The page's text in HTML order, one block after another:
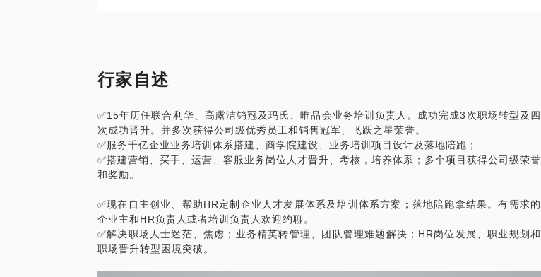
但你知道为啥会陷入这种误区吗？看透问题本质，又能给转型带来多大助力？答案很简
本话题适用于：专业领域深耕5年+、刚晋升/想晋升的中层管理的技术专家。
交流内容包含：
• 从 “专业思维” 到 “管理思维” 的3步切换法
• 团队目标拆解与高效协作落地技巧
• 用专业优势建立团队权威的沟通策略、形成自我管理风格
• 中层管理者 “向上对齐、向下赋能” 的平衡逻辑
行家自述
✅15年历任联合利华、高露洁销冠及玛氏、唯品会业务培训负责人。成功完成3次职场转型及四
次成功晋升。并多次获得公司级优秀员工和销售冠军、飞跃之星荣誉。
✅服务千亿企业业务培训体系搭建、商学院建设、业务培训项目设计及落地陪跑；
✅搭建营销、买手、运营、客服业务岗位人才晋升、考核，培养体系；多个项目获得公司级荣誉
和奖励。
✅现在自主创业、帮助HR定制企业人才发展体系及培训体系方案；落地陪跑拿结果。有需求的
企业主和HR负责人或者培训负责人欢迎约聊。
✅解决职场人士迷茫、焦虑；业务精英转管理、团队管理难题解决；HR岗位发展、职业规划和
职场晋升转型困境突破。